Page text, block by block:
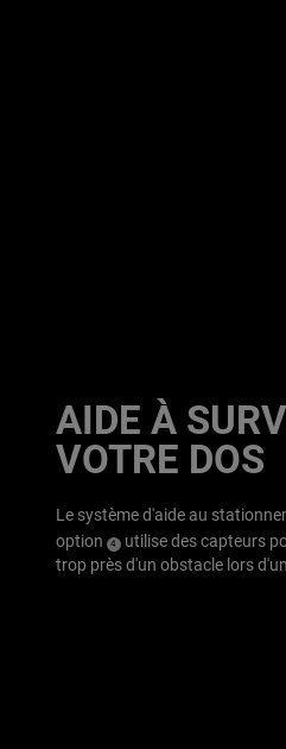
AIDE À
VOTRE DOS
Le système d'aide au
option
(
Disclosure
4 )utilise des capteurs
trop près d'un obstacle lors